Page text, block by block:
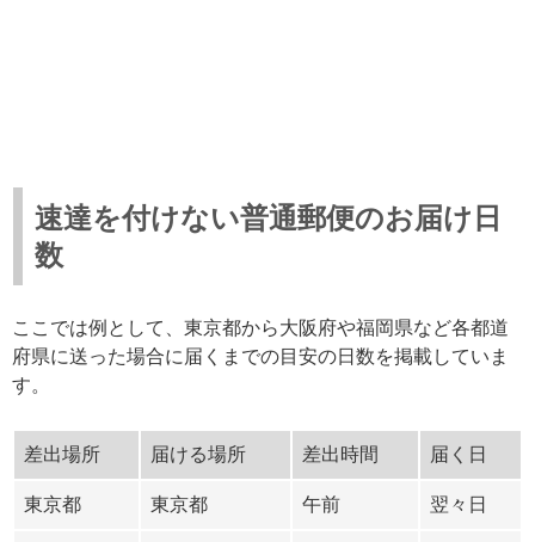
速達を付けない普通郵便のお届け日
数
ここでは例として、東京都から大阪府や福岡県など各都道
府県に送った場合に届くまでの目安の日数を掲載していま
す。
差出場所 届ける場所 差出時間 届く日
東京都 東京都 午前 翌々日